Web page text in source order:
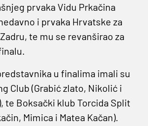
prvaka Vidu Prkačina
i prvaka Hrvatske za
te mu se revanširao za
u finalima imali su
Club (Grabić zlato, Nikolić i
te Boksački klub Torcida Split
Mimica i Matea Kačan).